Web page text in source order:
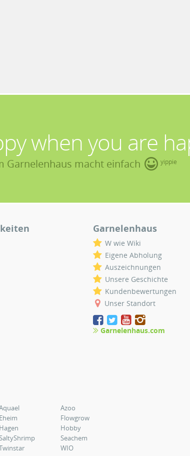
when you are
Garnelenhaus macht einfach yippie
Garnelenhaus
W wie Wiki
Eigene Abholung
Auszeichnungen
Unsere Geschichte
Kundenbewertungen
Unser Standort
Garnelenhaus.com
Azoo
Eheim
Flowgrow
Hagen
Hobby
Seachem
WIO